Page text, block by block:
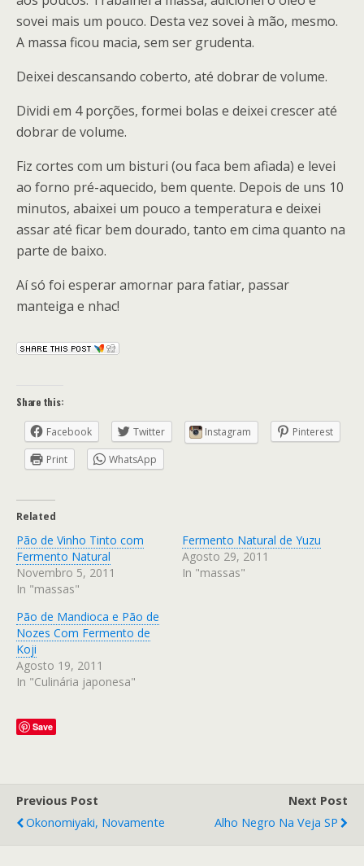
sovei mais um pouco. Desta vez sovei à mão, mesmo.
A massa ficou macia, sem ser grudenta.
Deixei descansando coberto, até dobrar de volume.
Dividi em 4 porções, formei bolas e deixei crescer até
dobrar de volume.
Fiz cortes com um bisturi (ou faca bem afiada) e levei
ao forno pré-aquecido, bem quente. Depois de uns 10
minutos, abaixei um pouco a temperatura e deixei
assar até ficar bem dourado, tanto em cima quanto na
parte de baixo.
Aí só foi esperar amornar para fatiar, passar
manteiga e nhac!
Share this:
Facebook Twitter Instagram
Pinterest
Print
WhatsApp
Related
Pão de Vinho Tinto com
Fermento Natural
Novembro 5, 2011
In "massas"
Fermento Natural de Yuzu
Agosto 29, 2011
In "massas"
Pão de Mandioca e Pão de
Nozes Com Fermento de
Koji
Agosto 19, 2011
In "Culinária japonesa"
Save
Previous Post
Okonomiyaki, Novamente
Next Post
Alho Negro Na Veja SP